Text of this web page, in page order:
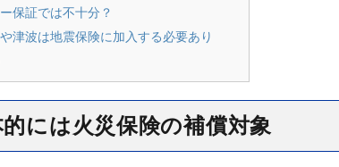
保証では不十分？
津波は地震保険に加入する必要あり
には火災保険の補償対象